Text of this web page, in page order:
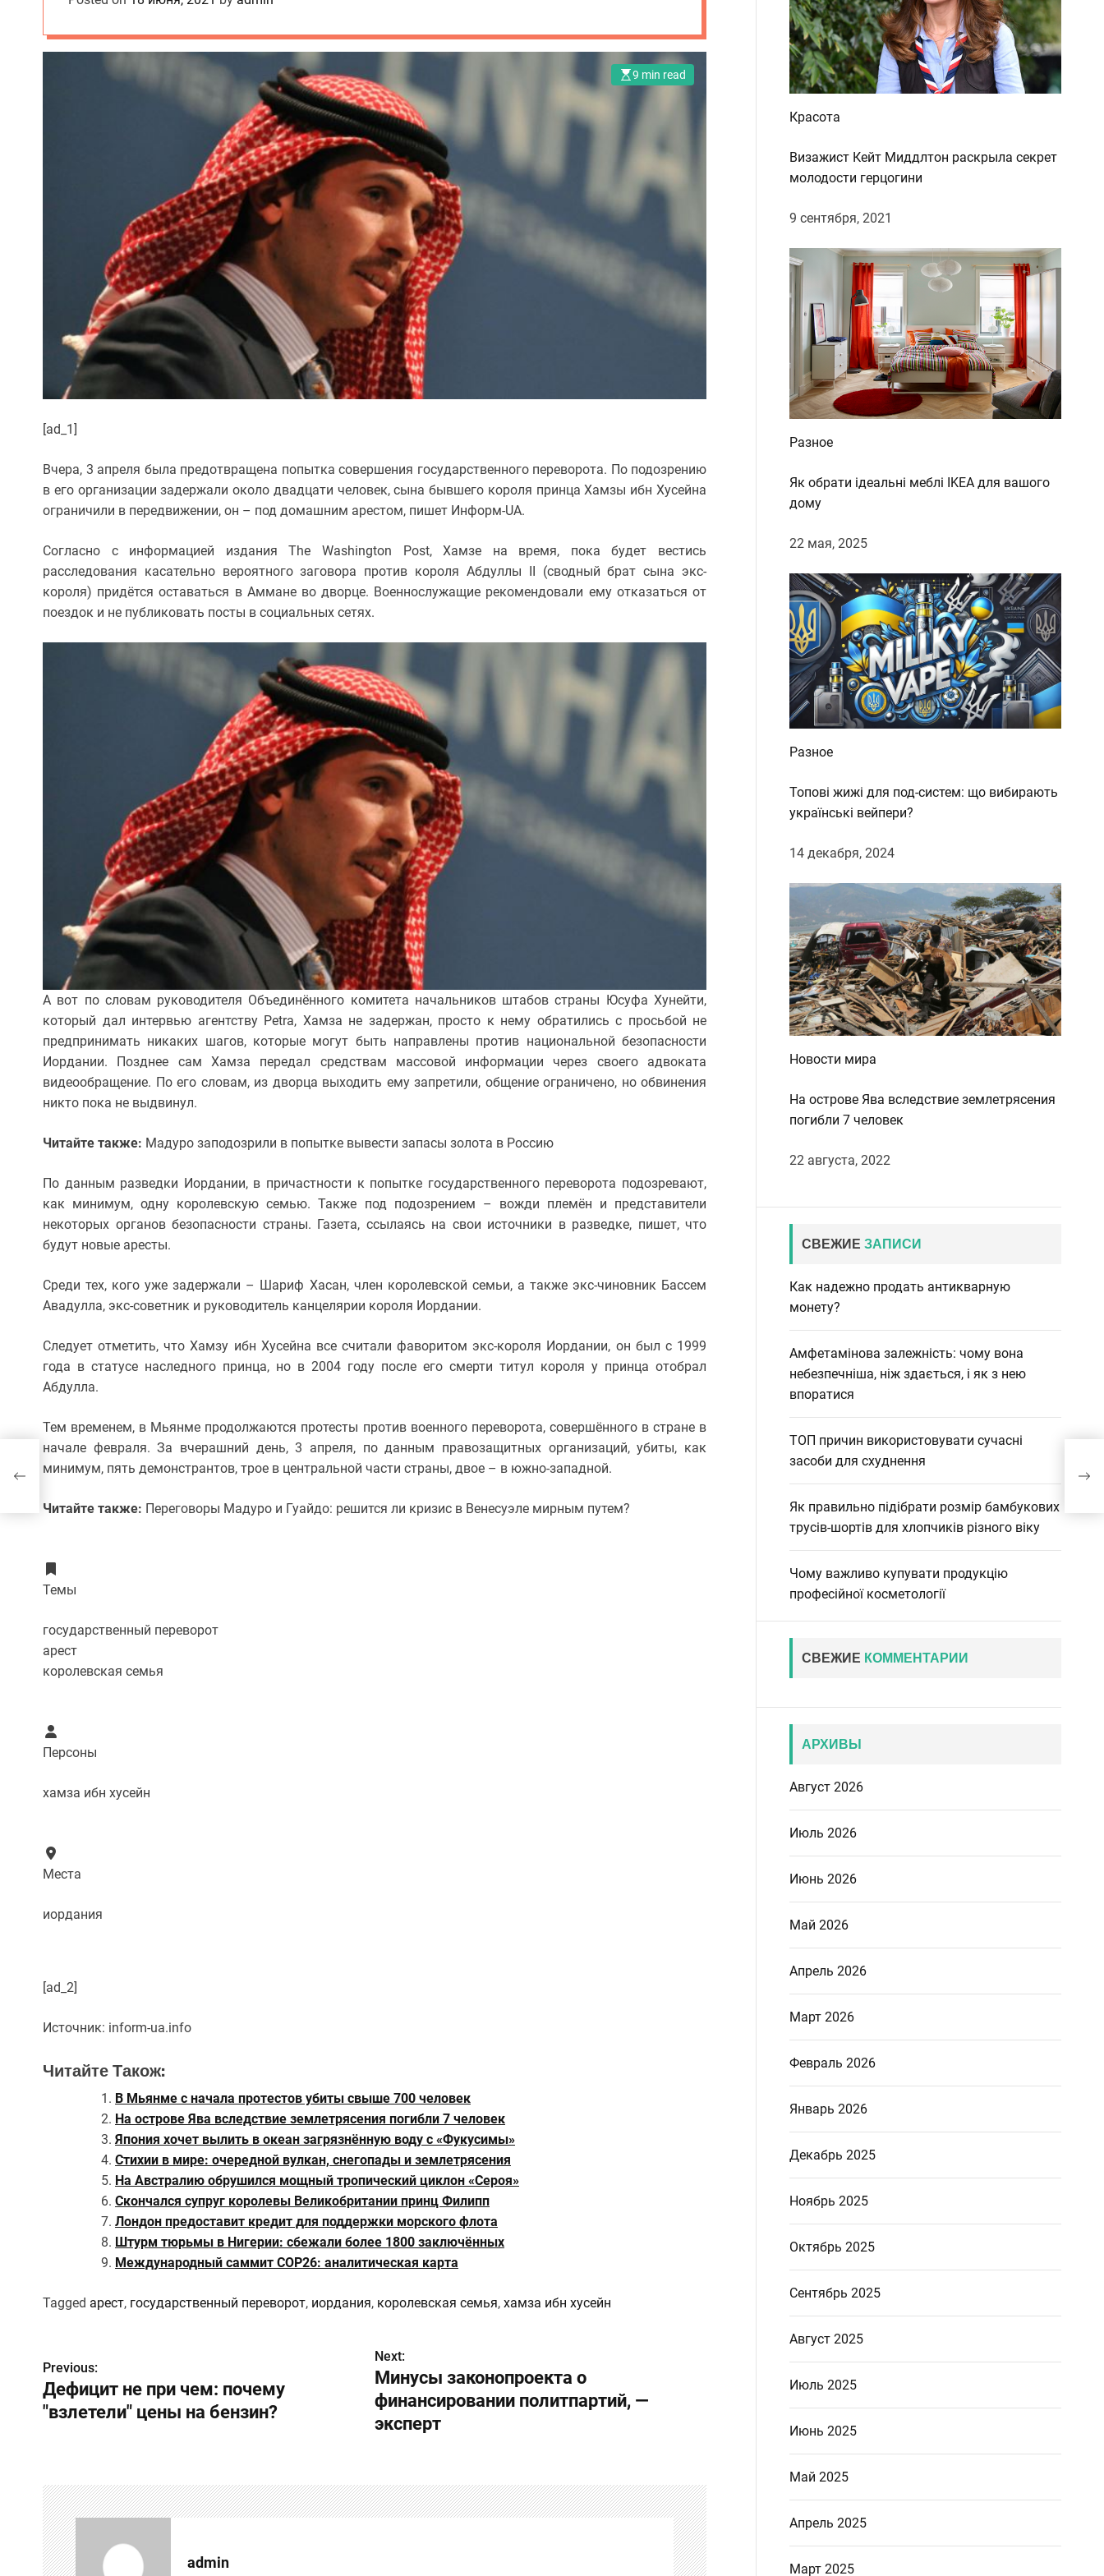
d
e
9 min read
[ad_1]
Вчера, 3 апреля была предотвращена попытка совершения государственного переворота. По подозрению
в его организации задержали около двадцати человек, сына бывшего короля принца Хамзы ибн Хусейна
ограничили в передвижении, он – под домашним арестом, пишет Информ-UA.
Согласно с информацией издания The Washington Post, Хамзе на время, пока будет вестись
расследования касательно вероятного заговора против короля Абдуллы II (сводный брат сына экс-
короля) придётся оставаться в Аммане во дворце. Военнослужащие рекомендовали ему отказаться от
поездок и не публиковать посты в социальных сетях.
А вот по словам руководителя Объединённого комитета начальников штабов страны Юсуфа Хунейти,
который дал интервью агентству Petra, Хамза не задержан, просто к нему обратились с просьбой не
предпринимать никаких шагов, которые могут быть направлены против национальной безопасности
Иордании. Позднее сам Хамза передал средствам массовой информации через своего адвоката
видеообращение. По его словам, из дворца выходить ему запретили, общение ограничено, но обвинения
никто пока не выдвинул.
Читайте также: Мадуро заподозрили в попытке вывести запасы золота в Россию
По данным разведки Иордании, в причастности к попытке государственного переворота подозревают,
как минимум, одну королевскую семью. Также под подозрением – вожди племён и представители
некоторых органов безопасности страны. Газета, ссылаясь на свои источники в разведке, пишет, что
будут новые аресты.
Среди тех, кого уже задержали – Шариф Хасан, член королевской семьи, а также экс-чиновник Бассем
Авадулла, экс-советник и руководитель канцелярии короля Иордании.
Следует отметить, что Хамзу ибн Хусейна все считали фаворитом экс-короля Иордании, он был с 1999
года в статусе наследного принца, но в 2004 году после его смерти титул короля у принца отобрал
Абдулла.
Тем временем, в Мьянме продолжаются протесты против военного переворота, совершённого в стране в
начале февраля. За вчерашний день, 3 апреля, по данным правозащитных организаций, убиты, как
минимум, пять демонстрантов, трое в центральной части страны, двое – в южно-западной.
Читайте также: Переговоры Мадуро и Гуайдо: решится ли кризис в Венесуэле мирным путем?
Темы
государственный переворот
арест
королевская семья
Персоны
хамза ибн хусейн
Места
иордания
[ad_2]
Источник: inform-ua.info
Читайте Також:
В Мьянме с начала протестов убиты свыше 700 человек
На острове Ява вследствие землетрясения погибли 7 человек
Япония хочет вылить в океан загрязнённую воду с «Фукусимы»
Стихии в мире: очередной вулкан, снегопады и землетрясения
На Австралию обрушился мощный тропический циклон «Сероя»
Скончался супруг королевы Великобритании принц Филипп
Лондон предоставит кредит для поддержки морского флота
Штурм тюрьмы в Нигерии: сбежали более 1800 заключённых
Международный саммит COP26: аналитическая карта
Tagged арест, государственный переворот, иордания, королевская семья, хамза ибн хусейн
Н
а
в
г
а
ц
Previous:
Дефицит не при чем: почему
"взлетели" цены на бензин?
Next:
Минусы законопроекта о
финансировании политпартий, —
эксперт
admin
Красота
Визажист Кейт Миддлтон раскрыла секрет
молодости герцогини
9 сентября, 2021
Разное
Як обрати ідеальні меблі IKEA для вашого
дому
22 мая, 2025
Разное
Топові жижі для под-систем: що вибирають
українські вейпери?
14 декабря, 2024
Новости мира
На острове Ява вследствие землетрясения
погибли 7 человек
22 августа, 2022
СВЕЖИЕ ЗАПИСИ
Как надежно продать антикварную
монету?
Амфетамінова залежність: чому вона
небезпечніша, ніж здається, і як з нею
впоратися
ТОП причин використовувати сучасні
засоби для схуднення
Як правильно підібрати розмір бамбукових
трусів-шортів для хлопчиків різного віку
Чому важливо купувати продукцію
професійної косметології
СВЕЖИЕ КОММЕНТАРИИ
АРХИВЫ
Август 2026
Июль 2026
Июнь 2026
Май 2026
Апрель 2026
Март 2026
Февраль 2026
Январь 2026
Декабрь 2025
Ноябрь 2025
Октябрь 2025
Сентябрь 2025
Август 2025
Июль 2025
Июнь 2025
Май 2025
Апрель 2025
Март 2025